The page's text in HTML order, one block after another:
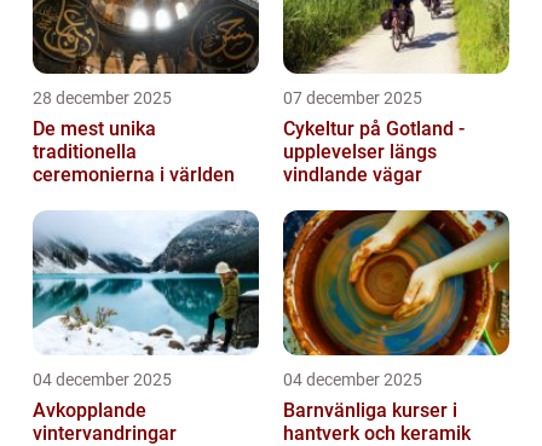
28 december 2025
De mest unika
traditionella
ceremonierna i världen
07 december 2025
Cykeltur på Gotland -
upplevelser längs
vindlande vägar
04 december 2025
Avkopplande
vintervandringar
04 december 2025
Barnvänliga kurser i
hantverk och keramik